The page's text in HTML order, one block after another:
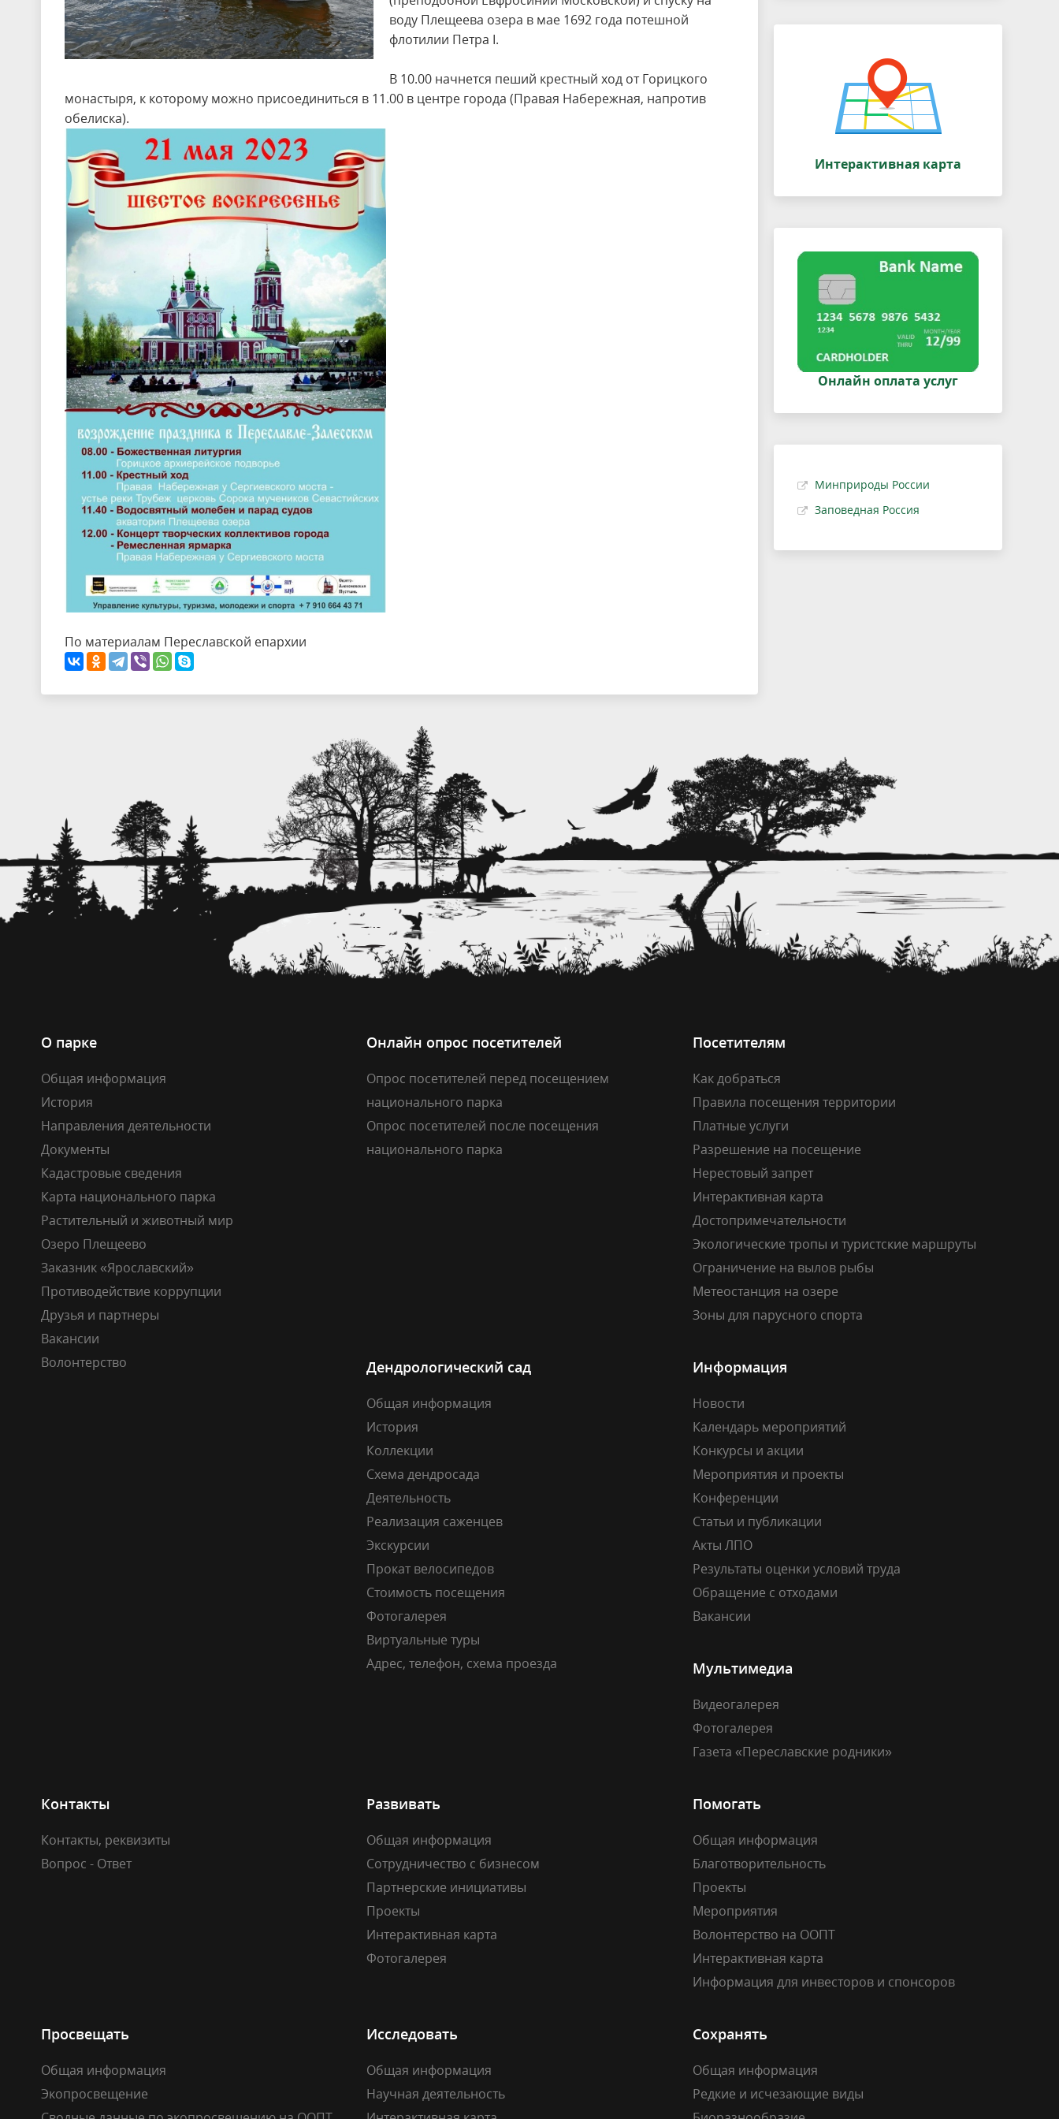
воду Плещеева озера в мае 1692 года потешной
флотилии Петра I.
В 10.00 начнется пеший крестный ход от Горицкого
монастыря, к которому можно присоединиться в 11.00 в центре города (Правая Набережная, напротив
обелиска).
По материалам Переславской епархии
Интерактивная карта
Онлайн оплата услуг
Минприроды России
Заповедная Россия
О парке
Общая информация
История
Направления деятельности
Документы
Кадастровые сведения
Карта национального парка
Растительный и животный мир
Озеро Плещеево
Заказник «Ярославский»
Противодействие коррупции
Друзья и партнеры
Вакансии
Волонтерство
Онлайн опрос посетителей
Опрос посетителей перед посещением
национального парка
Опрос посетителей после посещения
национального парка
Посетителям
Как добраться
Правила посещения территории
Платные услуги
Разрешение на посещение
Нерестовый запрет
Интерактивная карта
Достопримечательности
Экологические тропы и туристские маршруты
Ограничение на вылов рыбы
Метеостанция на озере
Зоны для парусного спорта
Дендрологический сад
Общая информация
История
Коллекции
Схема дендросада
Деятельность
Реализация саженцев
Экскурсии
Прокат велосипедов
Стоимость посещения
Фотогалерея
Виртуальные туры
Адрес, телефон, схема проезда
Информация
Новости
Календарь мероприятий
Конкурсы и акции
Мероприятия и проекты
Конференции
Статьи и публикации
Акты ЛПО
Результаты оценки условий труда
Обращение с отходами
Вакансии
Мультимедиа
Видеогалерея
Фотогалерея
Газета «Переславские родники»
Контакты
Контакты, реквизиты
Вопрос - Ответ
Развивать
Общая информация
Сотрудничество с бизнесом
Партнерские инициативы
Проекты
Интерактивная карта
Фотогалерея
Помогать
Общая информация
Благотворительность
Проекты
Мероприятия
Волонтерство на ООПТ
Интерактивная карта
Информация для инвесторов и спонсоров
Просвещать
Общая информация
Экопросвещение
Исследовать
Общая информация
Научная деятельность
Сохранять
Общая информация
Редкие и исчезающие виды